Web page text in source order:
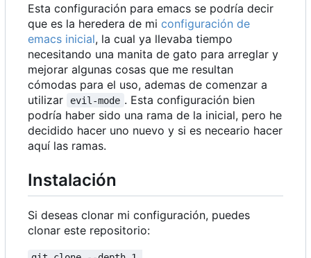
Esta configuración para emacs se podría decir
que es la heredera de mi configuración de
emacs inicial, la cual ya llevaba tiempo
necesitando una manita de gato para arreglar y
mejorar algunas cosas que me resultan
cómodas para el uso, ademas de comenzar a
utilizar
evil-mode . Esta configuración bien
podría haber sido una rama de la inicial, pero he
decidido hacer uno nuevo y si es neceario hacer
aquí las ramas.
Instalación
Si deseas clonar mi configuración, puedes
clonar este repositorio: